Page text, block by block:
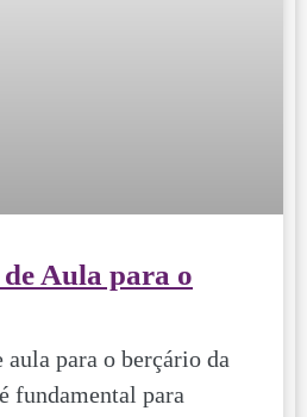
Aula para o
para o berçário da
fundamental para